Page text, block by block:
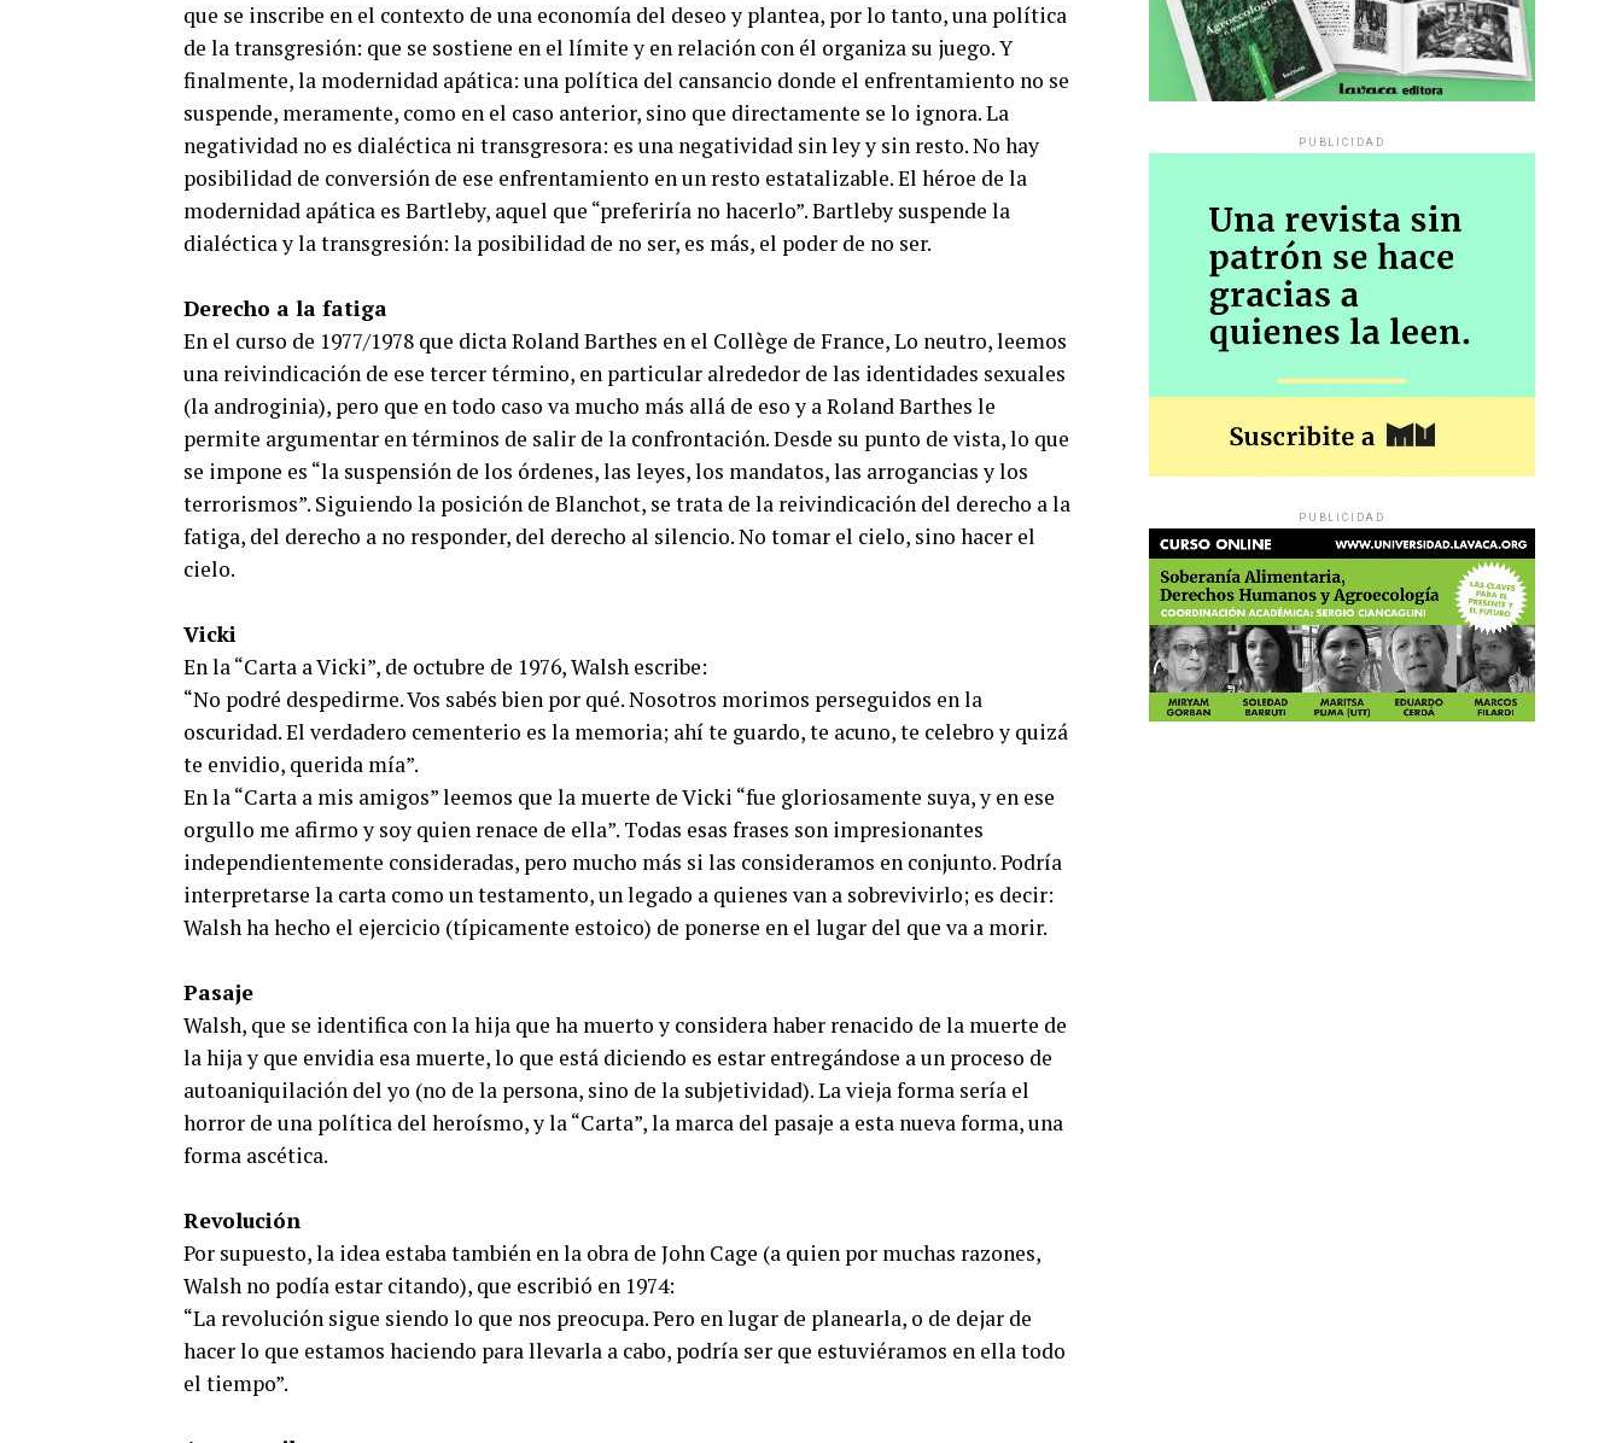
que se inscribe en el contexto de una economía del deseo y plantea, por lo tanto, una política
de la transgresión: que se sostiene en el límite y en relación con él organiza su juego. Y
finalmente, la modernidad apática: una política del cansancio donde el enfrentamiento no se
suspende, meramente, como en el caso anterior, sino que directamente se lo ignora. La
negatividad no es dialéctica ni transgresora: es una negatividad sin ley y sin resto. No hay
posibilidad de conversión de ese enfrentamiento en un resto estatalizable. El héroe de la
modernidad apática es Bartleby, aquel que “preferiría no hacerlo”. Bartleby suspende la
dialéctica y la transgresión: la posibilidad de no ser, es más, el poder de no ser.
Derecho a la fatiga
En el curso de 1977/1978 que dicta Roland Barthes en el Collège de France, Lo neutro, leemos
una reivindicación de ese tercer término, en particular alrededor de las identidades sexuales
(la androginia), pero que en todo caso va mucho más allá de eso y a Roland Barthes le
permite argumentar en términos de salir de la confrontación. Desde su punto de vista, lo que
se impone es “la suspensión de los órdenes, las leyes, los mandatos, las arrogancias y los
terrorismos”. Siguiendo la posición de Blanchot, se trata de la reivindicación del derecho a la
fatiga, del derecho a no responder, del derecho al silencio. No tomar el cielo, sino hacer el
cielo.
Vicki
En la “Carta a Vicki”, de octubre de 1976, Walsh escribe:
“No podré despedirme. Vos sabés bien por qué. Nosotros morimos perseguidos en la
oscuridad. El verdadero cementerio es la memoria; ahí te guardo, te acuno, te celebro y quizá
te envidio, querida mía”.
En la “Carta a mis amigos” leemos que la muerte de Vicki “fue gloriosamente suya, y en ese
orgullo me afirmo y soy quien renace de ella”. Todas esas frases son impresionantes
independientemente consideradas, pero mucho más si las consideramos en conjunto. Podría
interpretarse la carta como un testamento, un legado a quienes van a sobrevivirlo; es decir:
Walsh ha hecho el ejercicio (típicamente estoico) de ponerse en el lugar del que va a morir.
Pasaje
Walsh, que se identifica con la hija que ha muerto y considera haber renacido de la muerte de
la hija y que envidia esa muerte, lo que está diciendo es estar entregándose a un proceso de
autoaniquilación del yo (no de la persona, sino de la subjetividad). La vieja forma sería el
horror de una política del heroísmo, y la “Carta”, la marca del pasaje a esta nueva forma, una
forma ascética.
Revolución
Por supuesto, la idea estaba también en la obra de John Cage (a quien por muchas razones,
Walsh no podía estar citando), que escribió en 1974:
“La revolución sigue siendo lo que nos preocupa. Pero en lugar de planearla, o de dejar de
hacer lo que estamos haciendo para llevarla a cabo, podría ser que estuviéramos en ella todo
el tiempo”.
PUBLICIDAD
PUBLICIDAD